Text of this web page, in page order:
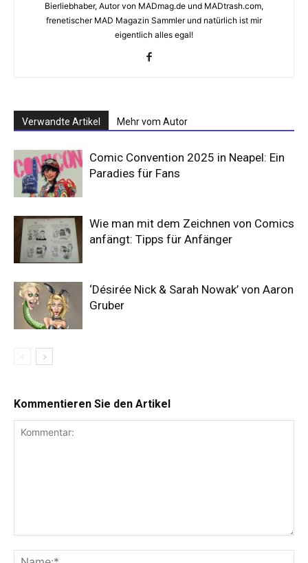
Bierliebhaber, Autor von MADmag.de und MADtrash.com,
frenetischer MAD Magazin Sammler und natürlich ist mir
eigentlich alles egal!
Verwandte Artikel Mehr vom Autor
Comic Convention 2025 in Neapel: Ein
Paradies für Fans
Wie man mit dem Zeichnen von Comics
anfängt: Tipps für Anfänger
‘Désirée Nick & Sarah Nowak’ von Aaron
Gruber
Kommentieren Sie den Artikel